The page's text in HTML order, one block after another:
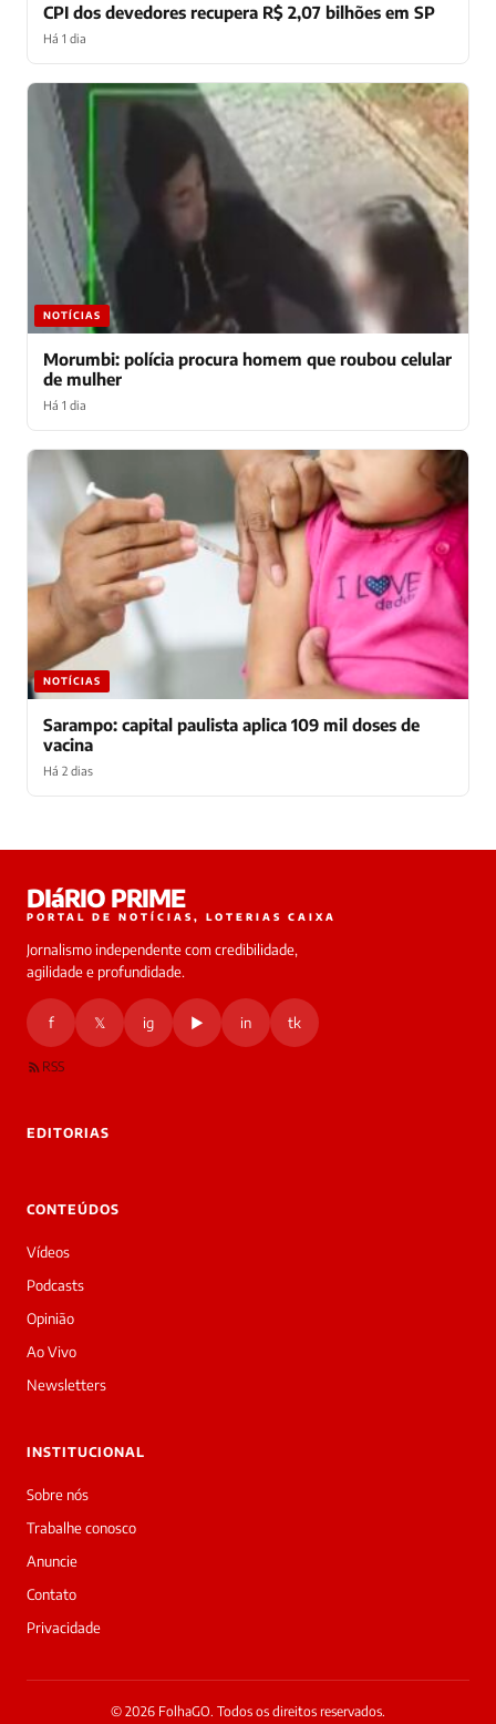
CPI dos devedores recupera R$ 2,07 bilhões em SP
Há 1 dia
NOTÍCIAS
Morumbi: polícia procura homem que roubou celular
de mulher
Há 1 dia
NOTÍCIAS
Sarampo: capital paulista aplica 109 mil doses de
vacina
Há 2 dias
online
Boa
tarde!
Sou
a
daqui
do
Prime.
Redação
acabou
de
cobrir
essa
matéria
—
e
já
DIáRIO PRIME
PORTAL DE NOTÍCIAS, LOTERIAS CAIXA
Jornalismo independente com credibilidade,
agilidade e profundidade.
f 𝕏 ig ▶ in tk
RSS
EDITORIAS
CONTEÚDOS
Vídeos
Podcasts
Opinião
Ao Vivo
Newsletters
INSTITUCIONAL
Sobre nós
Trabalhe conosco
Anuncie
Contato
Privacidade
© 2026 FolhaGO. Todos os direitos reservados.